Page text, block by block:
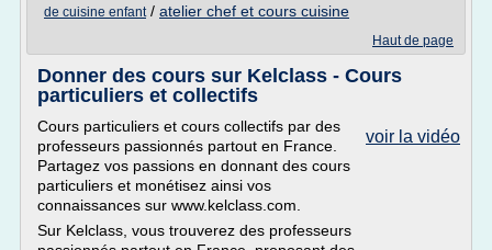
de cuisine enfant/ atelier chef et cours cuisine
Haut de page
Donner des cours sur Kelclass - Cours
particuliers et collectifs
voir la vidéo
Cours particuliers et cours collectifs par des
professeurs passionnés partout en France.
Partagez vos passions en donnant des cours
particuliers et monétisez ainsi vos
connaissances sur www.kelclass.com.
Sur Kelclass, vous trouverez des professeurs